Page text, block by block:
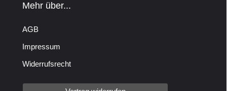
Mehr über...
AGB
Impressum
Widerrufsrecht